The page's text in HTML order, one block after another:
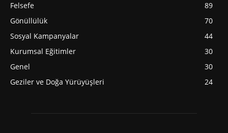
Felsefe
89
Gönüllülük
70
Sosyal Kampanyalar
44
Kurumsal Eğitimler
30
Genel
30
Geziler ve Doğa Yürüyüşleri
24